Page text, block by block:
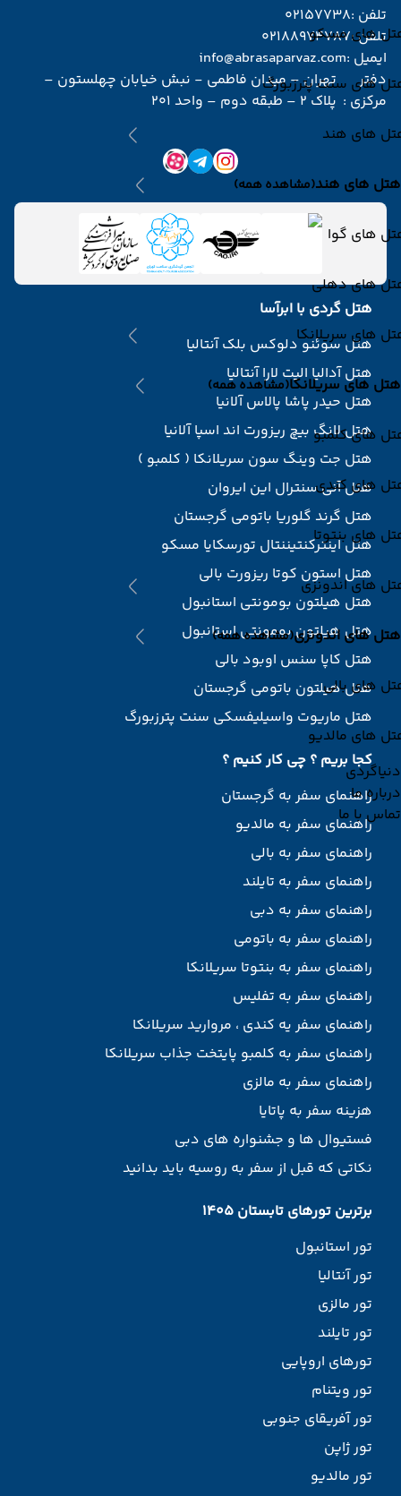
های مسکو
های سنت پترزبورگ
های هند
هتل های هند(مشاهده همه)
های گوا
های دهلی
های سریلانکا
هتل های سریلانکا(مشاهده همه)
های کلمبو
های کندی
های بنتوتا
های اندونزی
هتل های اندونزی(مشاهده همه)
های بالی
های مالدیو
دنیاگردی
درباره ما
تماس با ما
تلفن :02157738
تلفن :02188974787
ایمیل :info@abrasaparvaz.com
دفتر
مرکزی :
تهران – میدان فاطمی - نبش خیابان چهلستون –
پلاک 2 – طبقه دوم – واحد 201
هتل گردی با ابرآسا
هتل سوئنو دلوکس بلک آنتالیا
هتل آدالیا الیت لارا آنتالیا
هتل حیدر پاشا پالاس آلانیا
هتل لانگ بیچ ریزورت اند اسپا آلانیا
هتل جت وینگ سون سریلانکا ( کلمبو )
هتل آنی سنترال این ایروان
هتل گرند گلوریا باتومی گرجستان
هتل اینترکنتیننتال تورسکایا مسکو
هتل استون کوتا ریزورت بالی
هتل هیلتون بومونتی استانبول
هتل هیلتون بومونتی استانبول
هتل کاپا سنس اوبود بالی
هتل هیلتون باتومی گرجستان
هتل ماریوت واسیلیفسکی سنت پترزبورگ
کجا بریم ؟ چی کار کنیم ؟
راهنمای سفر به گرجستان
راهنمای سفر به مالدیو
راهنمای سفر به بالی
راهنمای سفر به تایلند
راهنمای سفر به دبی
راهنمای سفر به باتومی
راهنمای سفر به بنتوتا سریلانکا
راهنمای سفر به تفلیس
راهنمای سفر یه کندی ، مروارید سریلانکا
راهنمای سفر به کلمبو پایتخت جذاب سریلانکا
راهنمای سفر به مالزی
هزینه سفر به پاتایا
فستیوال ها و جشنواره های دبی
نکاتی که قبل از سفر به روسیه باید بدانید
برترین تورهای تابستان 1405
تور استانبول
تور آنتالیا
تور مالزی
تور تایلند
تورهای اروپایی
تور ویتنام
تور آفریقای جنوبی
تور ژاپن
تور مالدیو